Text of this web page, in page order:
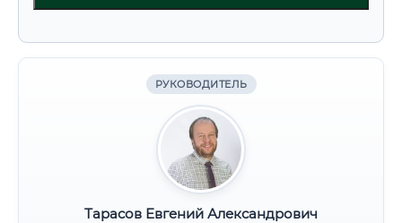
РУКОВОДИТЕЛЬ
Тарасов Евгений Александрович